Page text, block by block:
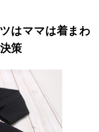
はママは着まわ
策